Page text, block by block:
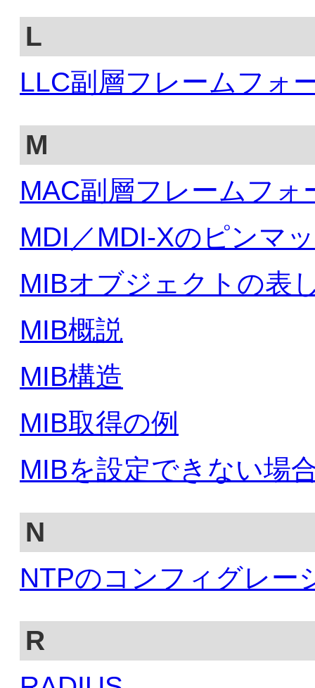
L
LLC副層フレームフォ
M
MAC副層フレームフォ
MDI／MDI-Xのピンマ
MIBオブジェクトの表
MIB概説
MIB構造
MIB取得の例
MIBを設定できない場
N
NTPのコンフィグレー
R